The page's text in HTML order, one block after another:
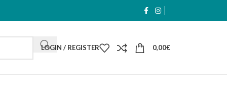
LOGIN / REGISTER 0,00€